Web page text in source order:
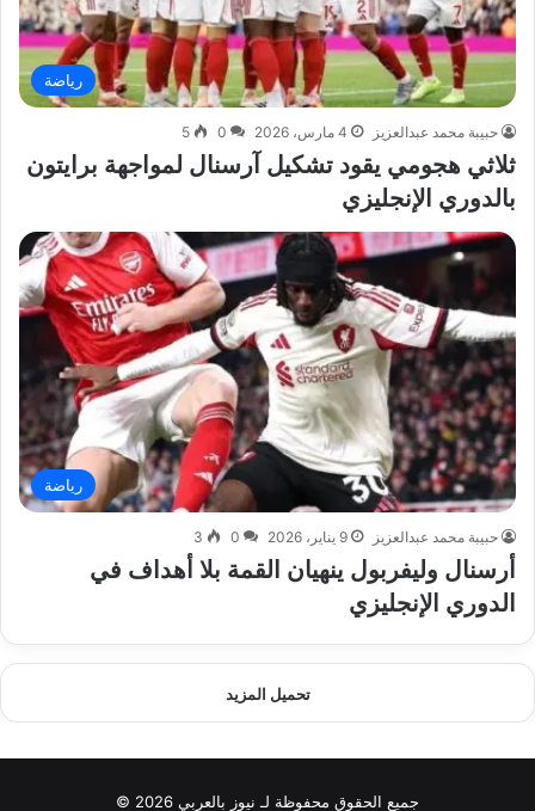
رياضة
حبيبة محمد عبدالعزيز 4 مارس، 2026 0
5
ثلاثي هجومي يقود تشكيل آرسنال لمواجهة برايتون
بالدوري الإنجليزي
رياضة
حبيبة محمد عبدالعزيز 9 يناير، 2026 0
3
أرسنال وليفربول ينهيان القمة بلا أهداف في
الدوري الإنجليزي
تحميل المزيد
جميع الحقوق محفوظة لـ نيوز بالعربي 2026 ©